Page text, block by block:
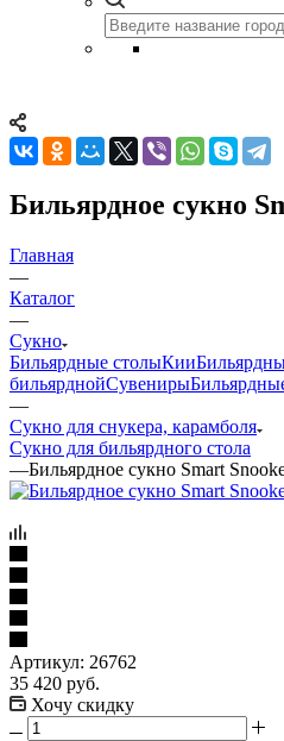
Бильярдное сукно
Главная
—
Каталог
—
Сукно
Бильярдные столыКии
бильярднойСувениры
—
Сукно для снукера, карамболя
Сукно для бильярдного стола
—Бильярдное сукно Smart
Артикул: 26762
35 420 руб.
Хочу скидку